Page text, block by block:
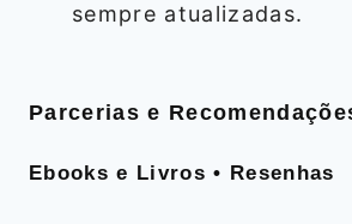
sempre atualizadas.
Parcerias e
Ebooks e Livros • Resenhas